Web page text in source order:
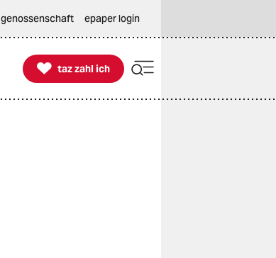
genossenschaft epaper login

taz zahl ich
taz zahl ich